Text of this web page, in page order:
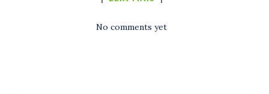
No comments yet